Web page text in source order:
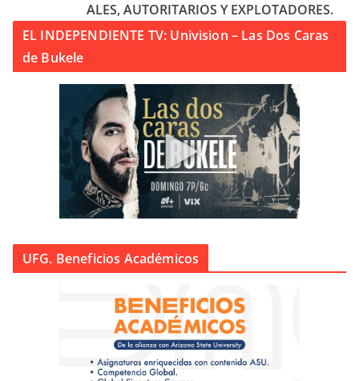
ALES, AUTORITARIOS Y EXPLOTADORES.
EL INDEPENDIENTE TV: Univision – Las Dos Caras
de Bukele
UFG. Beneficios Académicos